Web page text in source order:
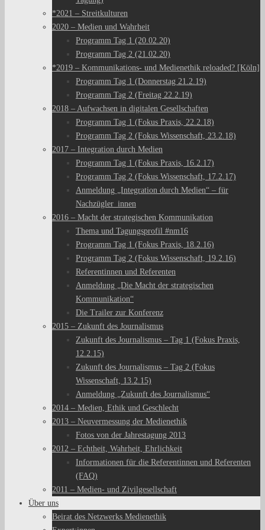
*2021 – Streitkulturen
2020 – Medien und Wahrheit
Programm Tag 1 (20.02.20)
Programm Tag 2 (21.02.20)
*2019 – Kommunikations- und Medienethik reloaded? [Köln]
Programm Tag 1 (Donnerstag 21.2.19)
Programm Tag 2 (Freitag 22.2.19)
2018 – Aufwachsen in digitalen Gesellschaften
Programm Tag 1 (Fokus Praxis, 22.2.18)
Programm Tag 2 (Fokus Wissenschaft, 23.2.18)
2017 – Integration durch Medien
Programm Tag 1 (Fokus Praxis, 16.2.17)
Programm Tag 2 (Fokus Wissenschaft, 17.2.17)
Anmeldung „Integration durch Medien“ – für
Nachzügler_innen
2016 – Macht der strategischen Kommunikation
Thema und Tagungsprofil #nm16
Programm Tag 1 (Fokus Praxis, 18.2.16)
Programm Tag 2 (Fokus Wissenschaft, 19.2.16)
Referentinnen und Referenten
Anmeldung „Die Macht der strategischen
Kommunikation“
Die Trailer zur Konferenz
2015 – Zukunft des Journalismus
Zukunft des Journalismus – Tag 1 (Fokus Praxis,
12.2.15)
Zukunft des Journalismus – Tag 2 (Fokus
Wissenschaft, 13.2.15)
Anmeldung „Zukunft des Journalismus“
2014 – Medien, Ethik und Geschlecht
2013 – Neuvermessung der Medienethik
Fotos von der Jahrestagung 2013
2012 – Echtheit, Wahrheit, Ehrlichkeit
Informationen für die Referentinnen und Referenten
(FAQ)
2011 – Medien- und Zivilgesellschaft
Über uns
Beirat des Netzwerks Medienethik